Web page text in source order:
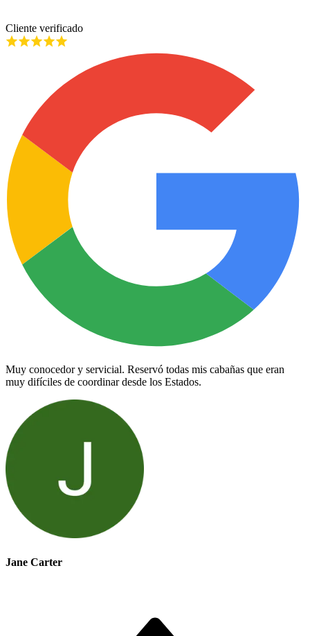
Cliente verificado
Muy conocedor y servicial. Reservó todas mis cabañas que eran
muy difíciles de coordinar desde los Estados.
Jane Carter